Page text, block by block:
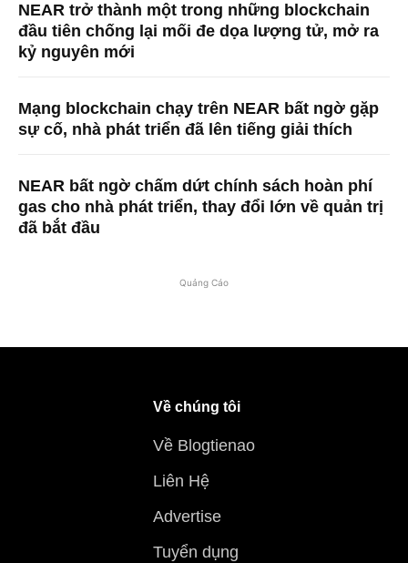
NEAR trở thành một trong những blockchain
đầu tiên chống lại mối đe dọa lượng tử, mở ra
kỷ nguyên mới
Mạng blockchain chạy trên NEAR bất ngờ gặp
sự cố, nhà phát triển đã lên tiếng giải thích
NEAR bất ngờ chấm dứt chính sách hoàn phí
gas cho nhà phát triển, thay đổi lớn về quản trị
đã bắt đầu
Quảng Cáo
Về chúng tôi
Về Blogtienao
Liên Hệ
Advertise
Tuyển dụng